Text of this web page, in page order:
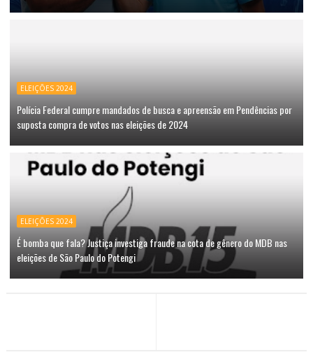
ELEIÇÕES 2024
Polícia Federal cumpre mandados de busca e apreensão em Pendências por
suposta compra de votos nas eleições de 2024
ELEIÇÕES 2024
É bomba que fala? Justiça investiga fraude na cota de gênero do MDB nas
eleições de São Paulo do Potengi